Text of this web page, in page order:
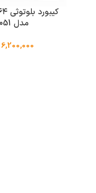
مدل OF-051
6,200,000